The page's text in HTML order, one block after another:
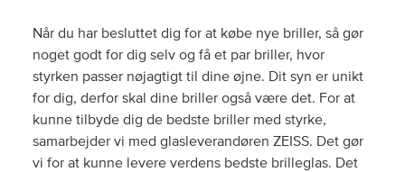
Når du har besluttet dig for at købe nye briller, så gør
noget godt for dig selv og få et par briller, hvor
styrken passer nøjagtigt til dine øjne. Dit syn er unikt
for dig, derfor skal dine briller også være det. For at
kunne tilbyde dig de bedste briller med styrke,
samarbejder vi med glasleverandøren ZEISS. Det gør
vi for at kunne levere verdens bedste brilleglas. Det